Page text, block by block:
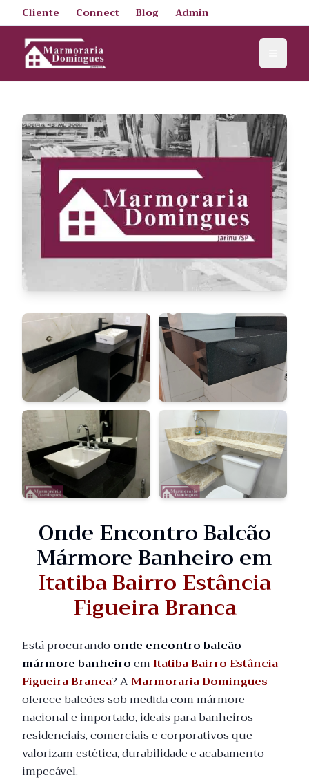
Cliente Connect Blog Admin
Onde Encontro Balcão
Mármore Banheiro em
Itatiba Bairro Estância
Figueira Branca
Está procurando onde encontro balcão
mármore banheiroem Itatiba Bairro Estância
Figueira Branca? AMarmoraria Domingues
oferece balcões sob medida com mármore
nacional e importado, ideais para banheiros
residenciais, comerciais e corporativos que
valorizam estética, durabilidade e acabamento
impecável.